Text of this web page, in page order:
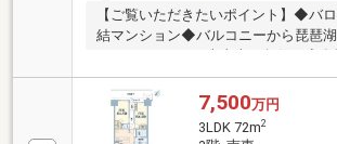
【ご覧いただきたいポイント】◆バ
結マンション◆バルコニーから琵琶
ッチン◆浴室暖房乾燥機付1618ユニ
嬉しい床暖房付(リビング・ダイニ
車場(徒歩約5分)ご紹介可能！【日常
環境】◆JR大津京駅 歩7分◆京阪大
7,500万円
3LDK 72m2